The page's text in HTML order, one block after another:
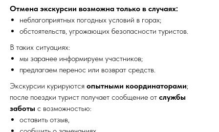
Отмена экскурсии возможна только в случаях:
неблагоприятных погодных условий в горах;
обстоятельств, угрожающих безопасности туристов.
В таких ситуациях:
мы заранее информируем участников;
предлагаем перенос или возврат средств.
Экскурсии курируются опытными координаторами;
после поездки турист получает сообщение от службы
заботы с возможностью:
оставить отзыв,